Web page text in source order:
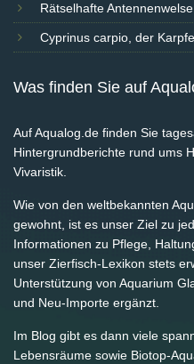
Rätselhafte
Cyprinus carpio, der
Was finden Sie auf
Auf Aqualog.de finden Sie
Hintergrundberichte rund ums
Vivaristik.
Wie von den weltbekannten
gewohnt, ist es unser Ziel zu
Informationen zu Pflege,
unser Zierfisch-Lexikon stets
Unterstützung von Aquarium
und Neu-Importe ergänzt.
Im Blog gibt es dann viele
Lebensräume sowie Biotop-